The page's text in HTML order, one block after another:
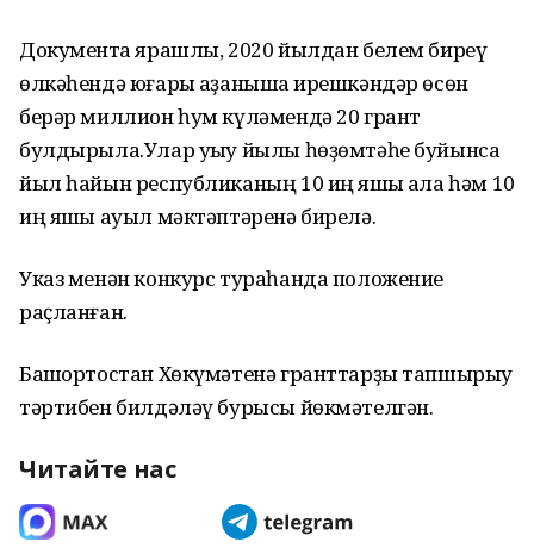
Документҡа ярашлы, 2020 йылдан белем биреү
өлкәһендә юғары ҡаҙанышҡа ирешкәндәр өсөн
берәр миллион һум күләмендә 20 грант
булдырыла.Улар уҡыу йылы һөҙөмтәһе буйынса
йыл һайын республиканың 10 иң яҡшы ҡала һәм 10
иң яҡшы ауыл мәктәптәренә бирелә.
Указ менән конкурс тураһанда положение
раҫланған.
Башҡортостан Хөкүмәтенә гранттарҙы тапшырыу
тәртибен билдәләү бурысы йөкмәтелгән.
Читайте нас